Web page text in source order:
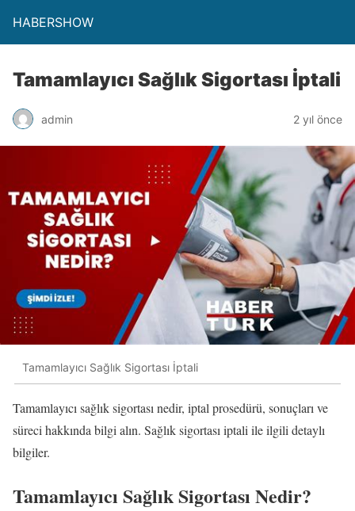
HABERSHOW
Tamamlayıcı Sağlık Sigortası İptali
admin 2 yıl önce
Tamamlayıcı Sağlık Sigortası İptali
Tamamlayıcı sağlık sigortası nedir, iptal prosedürü, sonuçları ve
süreci hakkında bilgi alın. Sağlık sigortası iptali ile ilgili detaylı
bilgiler.
Tamamlayıcı Sağlık Sigortası Nedir?